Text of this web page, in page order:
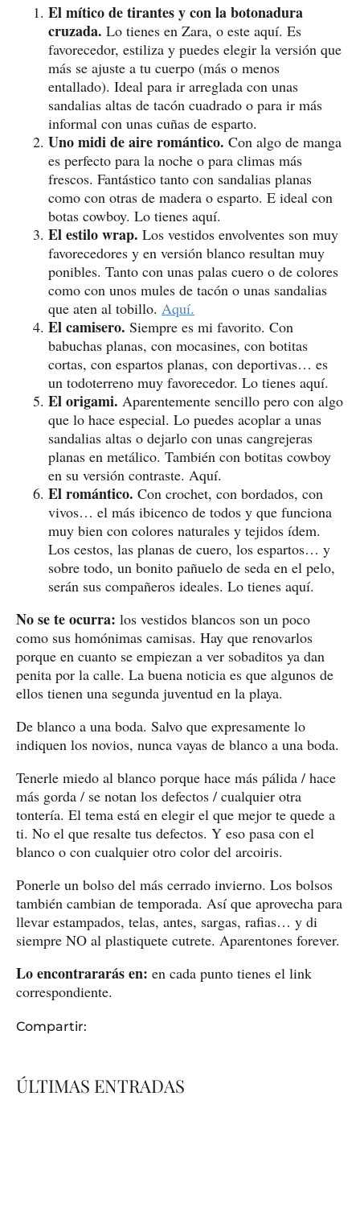
El mítico de tirantes y con la botonadura
cruzada. Lo tienes en Zara, o este aquí. Es
favorecedor, estiliza y puedes elegir la versión que
más se ajuste a tu cuerpo (más o menos
entallado). Ideal para ir arreglada con unas
sandalias altas de tacón cuadrado o para ir más
informal con unas cuñas de esparto.
Uno midi de aire romántico. Con algo de manga
es perfecto para la noche o para climas más
frescos. Fantástico tanto con sandalias planas
como con otras de madera o esparto. E ideal con
botas cowboy. Lo tienes aquí.
El estilo wrap. Los vestidos envolventes son muy
favorecedores y en versión blanco resultan muy
ponibles. Tanto con unas palas cuero o de colores
como con unos mules de tacón o unas sandalias
que aten al tobillo. Aquí.
El camisero. Siempre es mi favorito. Con
babuchas planas, con mocasines, con botitas
cortas, con espartos planas, con deportivas… es
un todoterreno muy favorecedor. Lo tienes aquí.
El origami. Aparentemente sencillo pero con algo
que lo hace especial. Lo puedes acoplar a unas
sandalias altas o dejarlo con unas cangrejeras
planas en metálico. También con botitas cowboy
en su versión contraste. Aquí.
El romántico. Con crochet, con bordados, con
vivos… el más ibicenco de todos y que funciona
muy bien con colores naturales y tejidos ídem.
Los cestos, las planas de cuero, los espartos… y
sobre todo, un bonito pañuelo de seda en el pelo,
serán sus compañeros ideales. Lo tienes aquí.
No se te ocurra: los vestidos blancos son un poco
como sus homónimas camisas. Hay que renovarlos
porque en cuanto se empiezan a ver sobaditos ya dan
penita por la calle. La buena noticia es que algunos de
ellos tienen una segunda juventud en la playa.
De blanco a una boda. Salvo que expresamente lo
indiquen los novios, nunca vayas de blanco a una boda.
Tenerle miedo al blanco porque hace más pálida / hace
más gorda / se notan los defectos / cualquier otra
tontería. El tema está en elegir el que mejor te quede a
ti. No el que resalte tus defectos. Y eso pasa con el
blanco o con cualquier otro color del arcoiris.
Ponerle un bolso del más cerrado invierno. Los bolsos
también cambian de temporada. Así que aprovecha para
llevar estampados, telas, antes, sargas, rafias… y di
siempre NO al plastiquete cutrete. Aparentones forever.
Lo encontrararás en: en cada punto tienes el link
correspondiente.
Compartir:
ÚLTIMAS ENTRADAS